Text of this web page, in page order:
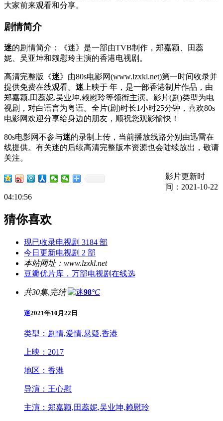
大家前来观看和分享。
剧情简介
迷的剧情简介：《迷》是一部由TVB制作，郑嘉颖、田蕊
妮、吴亚坤和赖慰玲主演的香港电视剧。
高清完整版《迷》由80s电影网(www.lzxkl.net)第一时间收录并
提供免费在线观看。 迷 上映于 年，是一部香港制片作品，由
郑嘉颖,田蕊妮,吴业坤,赖慰玲等领衔主演。影片(剧)类型为电
视剧，对白语言为粤语。全片(剧)时长1小时25分钟，喜欢80s
电影网欢迎分享给身边的朋友，顺祝您观影愉快！
80s电影网不参与迷的录制上传，当前播放线路分别由迅雷在
线提供。有关迷的后续高清完整版本资源也会陆续放出，敬请
关注。
影片更新时
间：2021-10-22
04:10:56
猜你喜欢
现已收录电视剧 3184 部
今日更新电视剧 2 部
本站网址：www.lzxkl.net
豆瓣优片库，万部电视剧在线选
共30集,完结 98°C
迷2021年10月22日
类型： 剧情,爱情,悬疑,香港
上映： 2017
地区： 香港
导演： 王心慰
主演： 郑嘉颖,田蕊妮,吴业坤,赖慰玲